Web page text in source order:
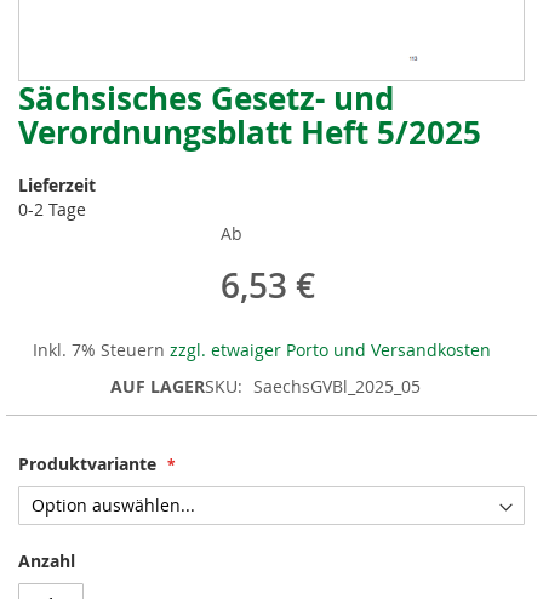
Sächsisches Gesetz- und
Verordnungsblatt Heft 5/2025
Lieferzeit
0-2 Tage
Ab
6,53 €
Inkl. 7% Steuern zzgl. etwaiger Porto und Versandkosten
AUF LAGERSKU SaechsGVBl_2025_05
Produktvariante
Anzahl
Zum
Anfang
der
springen